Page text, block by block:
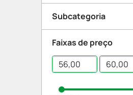
Beleza e Proteção
Cabelo
Subcategoria
Shampoo
Faixas de preço